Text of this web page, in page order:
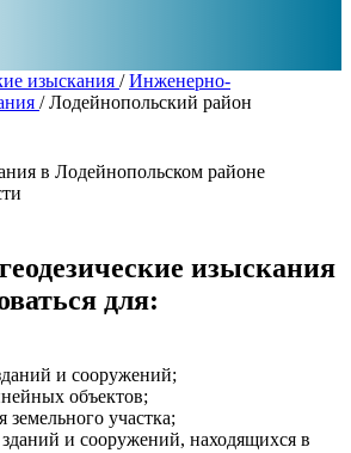
изыскания /Инженерно-
/Лодейнопольский район
в Лодейнопольском районе
изыскания
для:
и сооружений;
объектов;
земельного участка;
и сооружений, находящихся в